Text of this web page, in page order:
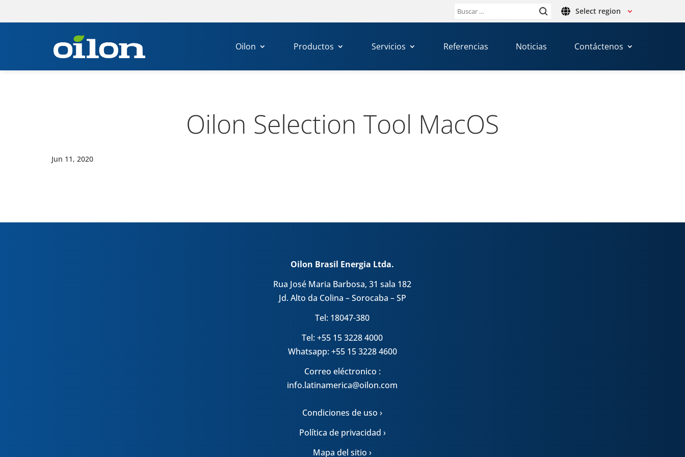
Buscar: Select region
Oilon Productos Servicios Referencias Noticias Contáctenos
Oilon Selec­tion Tool MacOS
Jun 11, 2020
Oilon Brasil Energia Ltda.
Rua José Maria Barbosa, 31 sala 182
Jd. Alto da Colina – Sorocaba – SP
Tel: 18047-380
Tel: +55 15 3228 4000
Whatsapp: +55 15 3228 4600
Correo eléctronico :
info.latinamerica@oilon.com
Condiciones de uso ›
Política de privacidad ›
Mapa del sitio ›